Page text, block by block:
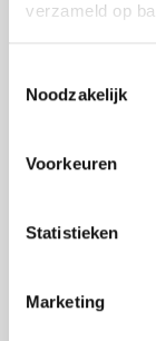
verzameld op
Noodzakelijk
Voorkeuren
Statistieken
Marketing
de kerncijfers
wettelijke en
terecht om